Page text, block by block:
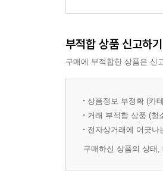
부적합 상품 신고하기
구매에 부적합한 상품은 신
상품정보 부정확 (카
거래 부적합 상품 (청
전자상거래에 어긋나
구매하신 상품의 상태